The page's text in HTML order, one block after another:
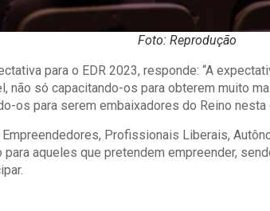
Foto: Reprodução
para o EDR 2023, responde: “A
não só capacitando-os para obterem muito
os para serem embaixadores do Reino
Profissionais Liberais,
aqueles que pretendem empreender,